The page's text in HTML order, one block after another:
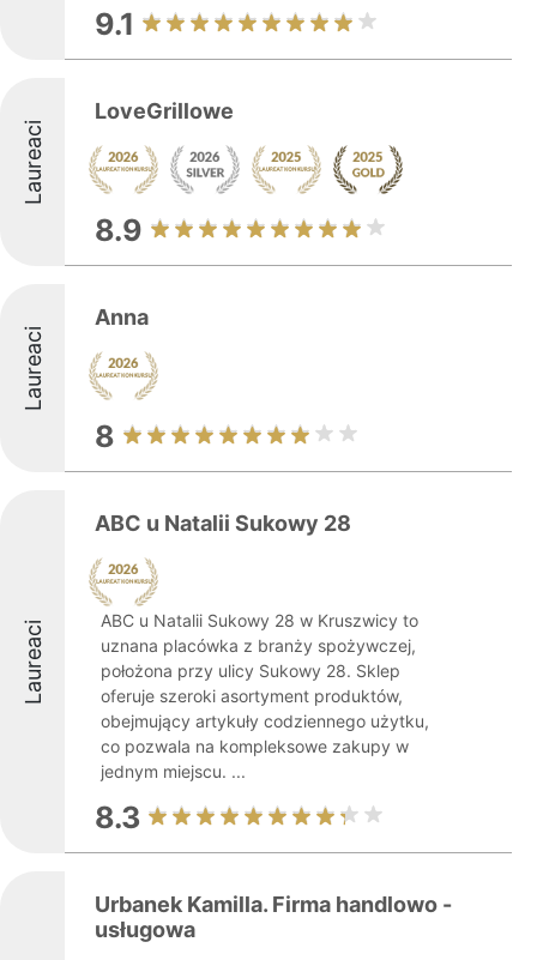
9.1
Laureaci
LoveGrillowe
8.9
Laureaci
Anna
8
Laureaci
ABC u Natalii Sukowy 28
ABC u Natalii Sukowy 28 w Kruszwicy to
uznana placówka z branży spożywczej,
położona przy ulicy Sukowy 28. Sklep
oferuje szeroki asortyment produktów,
obejmujący artykuły codziennego użytku,
co pozwala na kompleksowe zakupy w
jednym miejscu. ...
8.3
Urbanek Kamilla. Firma handlowo -
usługowa